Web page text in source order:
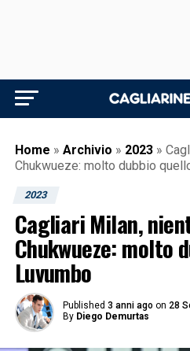
Home » Archivio » 2023 »
Chukwueze: molto dubbio
2023
Cagliari Milan,
Chukwueze: molto
Luvumbo
Published 3 anni ago on 28
By Diego Demurtas